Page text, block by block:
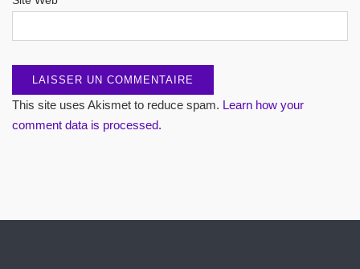
This site uses Akismet to reduce spam. Learn how your
comment data is processed.